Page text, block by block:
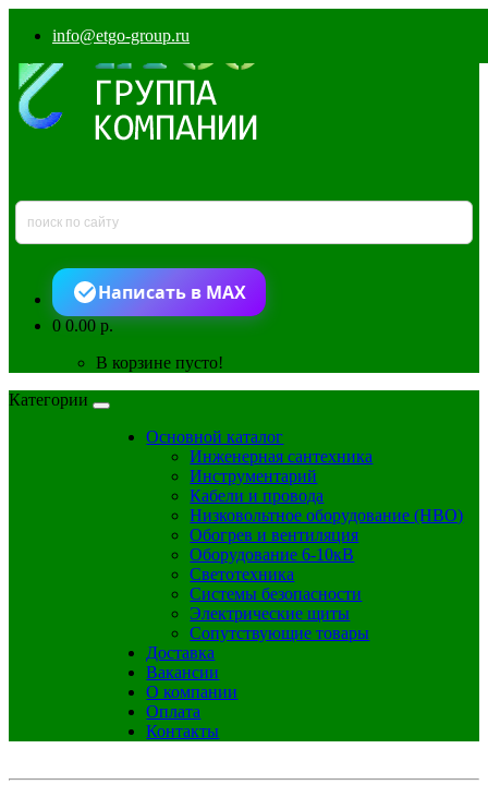
info@etgo-group.ru
Написать в MAX
00.00 р.
В корзине пусто!
Категории
Основной каталог
Инженерная сантехника
Инструментарий
Кабели и провода
Низковольтное оборудование (НВО)
Обогрев и вентиляция
Оборудование 6-10кВ
Светотехника
Системы безопасности
Электрические щиты
Сопутствующие товары
Доставка
Вакансии
О компании
Оплата
Контакты